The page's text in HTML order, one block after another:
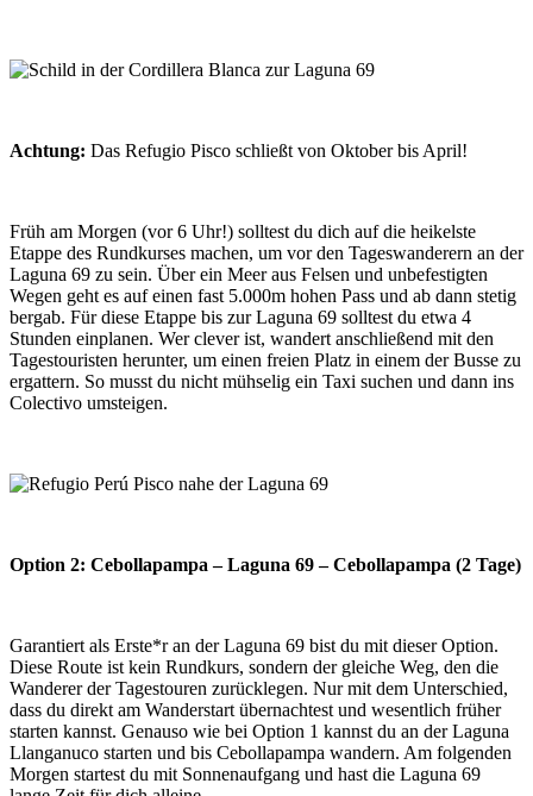
Achtung: Das Refugio Pisco schließt von Oktober bis April!
Früh am Morgen (vor 6 Uhr!) solltest du dich auf die heikelste
Etappe des Rundkurses machen, um vor den Tageswanderern an der
Laguna 69 zu sein. Über ein Meer aus Felsen und unbefestigten
Wegen geht es auf einen fast 5.000m hohen Pass und ab dann stetig
bergab. Für diese Etappe bis zur Laguna 69 solltest du etwa 4
Stunden einplanen. Wer clever ist, wandert anschließend mit den
Tagestouristen herunter, um einen freien Platz in einem der Busse zu
ergattern. So musst du nicht mühselig ein Taxi suchen und dann ins
Colectivo umsteigen.
Option 2: Cebollapampa – Laguna 69 – Cebollapampa (2 Tage)
Garantiert als Erste*r an der Laguna 69 bist du mit dieser Option.
Diese Route ist kein Rundkurs, sondern der gleiche Weg, den die
Wanderer der Tagestouren zurücklegen. Nur mit dem Unterschied,
dass du direkt am Wanderstart übernachtest und wesentlich früher
starten kannst. Genauso wie bei Option 1 kannst du an der Laguna
Llanganuco starten und bis Cebollapampa wandern. Am folgenden
Morgen startest du mit Sonnenaufgang und hast die Laguna 69